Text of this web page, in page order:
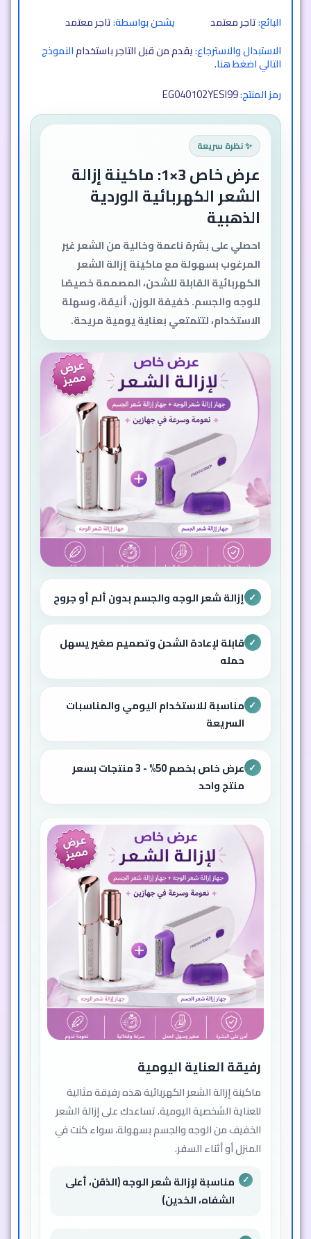
البائع:تاجر معتمد يشحن بواسطة:تاجر معتمد
الاستبدال والاسترجاع:يقدم من قبل التاجر باستخدامالنموذج
التالي اضغط هنا.
رمز المنتج:EG040102YESI99
✨ نظرة سريعة
عرض خاص 3×1: ماكينة إزالة
الشعر الكهربائية الوردية
الذهبية
احصلي على بشرة ناعمة وخالية من الشعر غير
المرغوب بسهولة مع ماكينة إزالة الشعر
الكهربائية القابلة للشحن، المصممة خصيصًا
للوجه والجسم. خفيفة الوزن، أنيقة، وسهلة
الاستخدام، لتتمتعي بعناية يومية مريحة.
✓ إزالة شعر الوجه والجسم بدون ألم أو جروح
✓ قابلة لإعادة الشحن وتصميم صغير يسهل
حمله
✓ مناسبة للاستخدام اليومي والمناسبات
السريعة
✓
عرض خاص بخصم 50% - 3 منتجات بسعر
منتج واحد
رفيقة العناية اليومية
ماكينة إزالة الشعر الكهربائية هذه رفيقة مثالية
للعناية الشخصية اليومية. تساعدك على إزالة الشعر
الخفيف من الوجه والجسم بسهولة، سواء كنت في
المنزل أو أثناء السفر.
مناسبة لإزالة شعر الوجه (الذقن، أعلى
الشفاه، الخدين)